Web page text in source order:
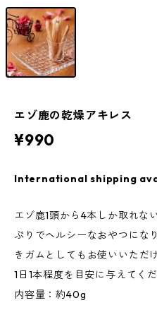
エゾ鹿の乾燥アキレス
¥990
International shipping
エゾ鹿1頭から4本しか取れな
ぷりでヘルシーなおやつにな
きガムとしてもお使いいただ
1日1本程度を目安に与えてくだ
内容量：約40g